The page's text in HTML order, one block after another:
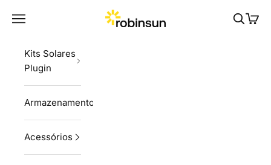
Robinsun
Navigation menu
Kits Solares
Plugin
Armazenamento
Acessórios